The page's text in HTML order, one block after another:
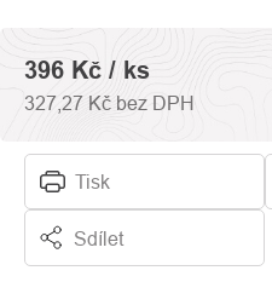
Tisk
Sdílet
396 Kč / ks
327,27 Kč bez DPH